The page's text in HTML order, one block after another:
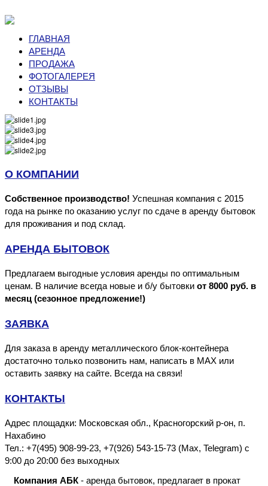
ГЛАВНАЯ
АРЕНДА
ПРОДАЖА
ФОТОГАЛЕРЕЯ
ОТЗЫВЫ
КОНТАКТЫ
О КОМПАНИИ
Собственное производство! Успешная компания с 2015
года на рынке по оказанию услуг по сдаче в аренду бытовок
для проживания и под склад.
АРЕНДА БЫТОВОК
Предлагаем выгодные условия аренды по оптимальным
ценам. В наличие всегда новые и б/у бытовки от 8000 руб. в
месяц (сезонное предложение!)
ЗАЯВКА
Для заказа в аренду металлического блок-контейнера
достаточно только позвонить нам, написать в MAX или
оставить заявку на сайте. Всегда на связи!
КОНТАКТЫ
Адрес площадки: Московская обл., Красногорский р-он, п.
Нахабино
Тел.: +7(495) 908-99-23, +7(926) 543-15-73 (Max, Telegram) с
9:00 до 20:00 без выходных
Компания АБК - аренда бытовок, предлагает в прокат